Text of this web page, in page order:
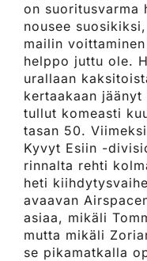
on suoritusvarma
nousee
mailin
helppo juttu ole.
urallaan
kertaakaan
tullut komeasti
tasan 50.
Kyvyt Esiin -
rinnalta rehti
heti
avaavan
asiaa, mikäli
mutta mikäli
se pikamatkalla